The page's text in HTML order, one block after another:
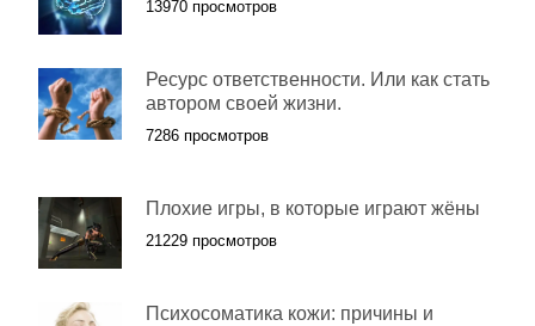
13970 просмотров
Ресурс ответственности. Или как стать
автором своей жизни.
7286 просмотров
Плохие игры, в которые играют жёны
21229 просмотров
Психосоматика кожи: причины и